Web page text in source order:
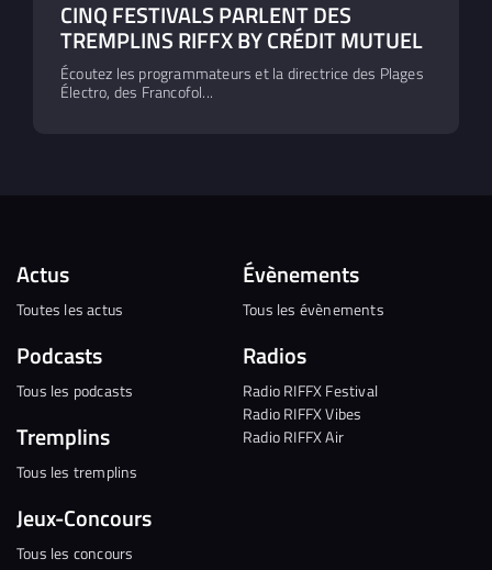
CINQ FESTIVALS PARLENT DES
TREMPLINS RIFFX BY CRÉDIT MUTUEL
Écoutez les programmateurs et la directrice des Plages
Électro, des Francofol...
Actus
Toutes les actus
Podcasts
Tous les podcasts
Tremplins
Tous les tremplins
Jeux-Concours
Tous les concours
Évènements
Tous les évènements
Radios
Radio RIFFX Festival
Radio RIFFX Vibes
Radio RIFFX Air